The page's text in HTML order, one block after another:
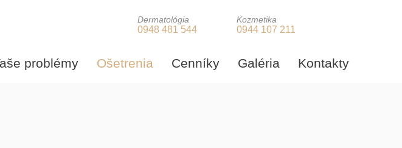
Dermatológia
0948 481 544
Kozmetika
0944 107 211
problémy Ošetrenia Cenníky Galéria Kontakty